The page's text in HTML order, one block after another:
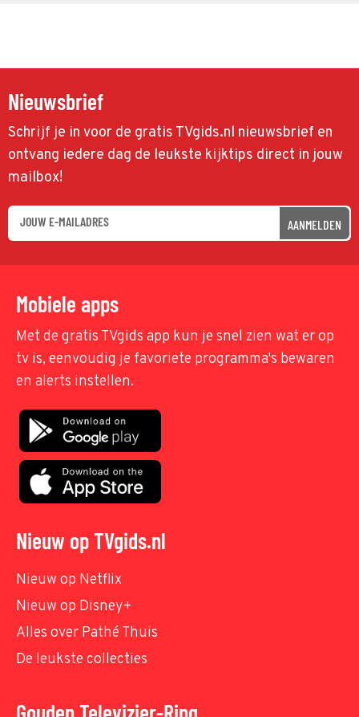
Nieuwsbrief
Schrijf je in voor de gratis TVgids.nl nieuwsbrief en
ontvang iedere dag de leukste kijktips direct in jouw
mailbox!
AANMELDEN
Mobiele apps
Met de gratis TVgids app kun je snel zien wat er op
tv is, eenvoudig je favoriete programma's bewaren
en alerts instellen.
Nieuw op TVgids.nl
Nieuw op Netflix
Nieuw op Disney+
Alles over Pathé Thuis
De leukste collecties